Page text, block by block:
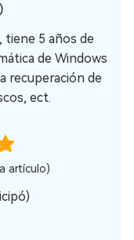
tiene 5 años de
de Windows
recuperación de
ect.
artículo)